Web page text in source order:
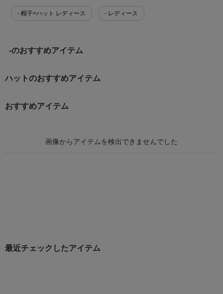
- 帽子>ハット レディース - レディース
-のおすすめアイテム
ハットのおすすめアイテム
おすすめアイテム
最近チェックしたアイテム